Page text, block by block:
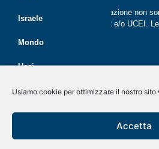
Usiamo cookie per ottimizzare il nostro
Accetta
Israele
Mondo
Ucei
CER
Giovani
Economia
Le opinioni espresse dalla redazione non
nessuna lista presente in CER e/o UCEI.
Rivista on line